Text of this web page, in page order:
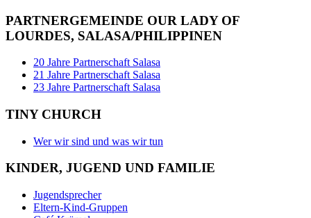
PARTNERGEMEINDE OUR LADY OF
LOURDES, SALASA/PHILIPPINEN
20 Jahre Partnerschaft Salasa
21 Jahre Partnerschaft Salasa
23 Jahre Partnerschaft Salasa
TINY CHURCH
Wer wir sind und was wir tun
KINDER, JUGEND UND FAMILIE
Jugendsprecher
Eltern-Kind-Gruppen